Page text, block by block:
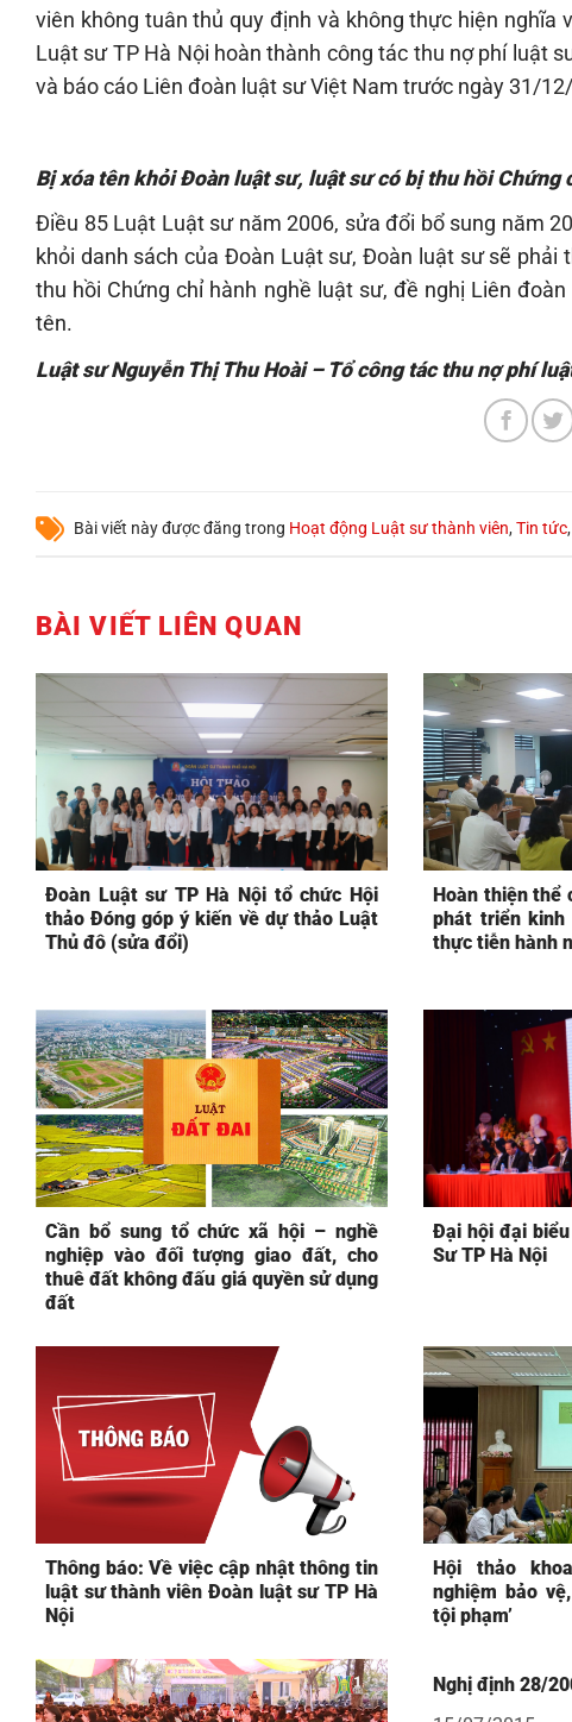
viên không tuân thủ quy định và không thực hiện
Luật sư TP Hà Nội hoàn thành công tác thu nợ phí luật
và báo cáo Liên đoàn luật sư Việt Nam trước ngày 31/
Bị xóa tên khỏi Đoàn luật sư, luật sư có bị thu hồi Chứng
Điều 85 Luật Luật sư năm 2006, sửa đổi bổ sung năm
khỏi danh sách của Đoàn Luật sư, Đoàn luật sư sẽ phải
thu hồi Chứng chỉ hành nghề luật sư, đề nghị Liên
tên.
Luật sư Nguyễn Thị Thu Hoài – Tổ công tác thu nợ phí
Bài viết này được đăng trong Hoạt động Luật sư thành viên,Tin tức,
BÀI VIẾT LIÊN QUAN
Đoàn Luật sư TP Hà Nội tổ chức Hội
thảo Đóng góp ý kiến về dự thảo Luật
Thủ đô (sửa đổi)
Hoàn thiện thể
phát triển
thực tiễn hành
Cần bổ sung tổ chức xã hội – nghề
nghiệp vào đối tượng giao đất, cho
thuê đất không đấu giá quyền sử dụng
đất
Đại hội đại
Sư TP Hà Nội
Thông báo: Về việc cập nhật thông tin
luật sư thành viên Đoàn luật sư TP Hà
Nội
Hội thảo
nghiệm bảo
tội phạm’
Nghị định 28/